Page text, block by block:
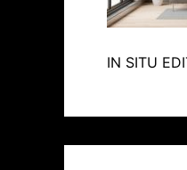
IN SITU